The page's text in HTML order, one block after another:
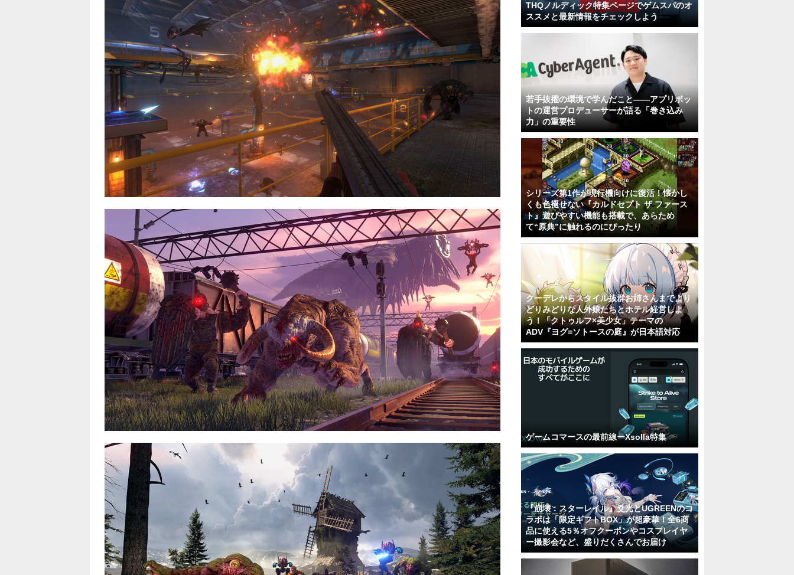
THQノルディック特集ページでゲムスパのオ
ススメと最新情報をチェックしよう
若手抜擢の環境で学んだこと――アプリボッ
トの運営プロデューサーが語る「巻き込み
力」の重要性
シリーズ第1作が現行機向けに復活！懐かし
くも色褪せない『カルドセプト ザ ファース
ト』遊びやすい機能も搭載で、あらため
て“原典”に触れるのにぴったり
クーデレからスタイル抜群お姉さんまでより
どりみどりな人外娘たちとホテル経営しよ
う！「クトゥルフ×美少女」テーマの
ADV『ヨグ=ソトースの庭』が日本語対応
ゲームコマースの最前線ーXsolla特集
『崩壊：スターレイル』爻光とUGREENのコ
ラボは「限定ギフトBOX」が超豪華！全6商
品に使える5％オフクーポンやコスプレイヤ
ー撮影会など、盛りだくさんでお届け